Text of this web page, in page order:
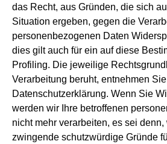
das Recht, aus Gründen, die sich
Situation ergeben, gegen die
personenbezogenen Daten
dies gilt auch für ein auf diese
Profiling. Die jeweilige
Verarbeitung beruht, entnehmen
Datenschutzerklärung. Wenn Sie
werden wir Ihre betroffenen
nicht mehr verarbeiten, es sei denn,
zwingende schutzwürdige Gründe